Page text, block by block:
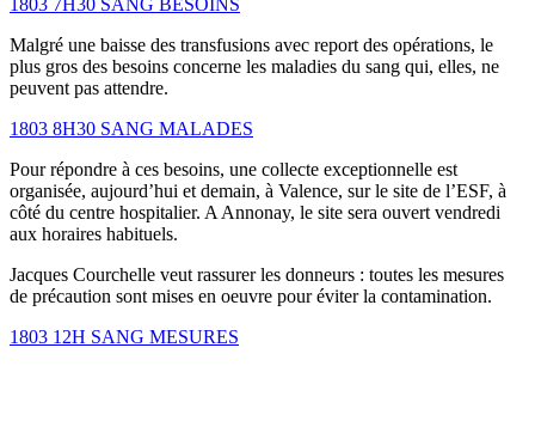
1803 7H30 SANG BESOINS
Malgré une baisse des transfusions avec report des opérations, le
plus gros des besoins concerne les maladies du sang qui, elles, ne
peuvent pas attendre.
1803 8H30 SANG MALADES
Pour répondre à ces besoins, une collecte exceptionnelle est
organisée, aujourd’hui et demain, à Valence, sur le site de l’ESF, à
côté du centre hospitalier. A Annonay, le site sera ouvert vendredi
aux horaires habituels.
Jacques Courchelle veut rassurer les donneurs : toutes les mesures
de précaution sont mises en oeuvre pour éviter la contamination.
1803 12H SANG MESURES